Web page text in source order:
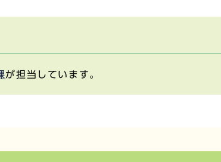
が担当しています。